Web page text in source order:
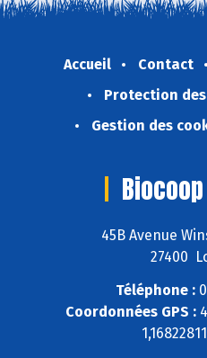
Accueil Contact
Protection
Gestion des
45B Avenue
27400
Téléphone :
Coordonnées GPS :